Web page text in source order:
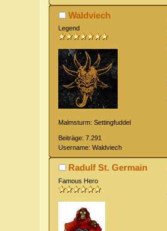
Waldviech
Legend
Malmsturm: Settingfuddel
Beiträge: 7.291
Username: Waldviech
Radulf St. Germain
Famous Hero